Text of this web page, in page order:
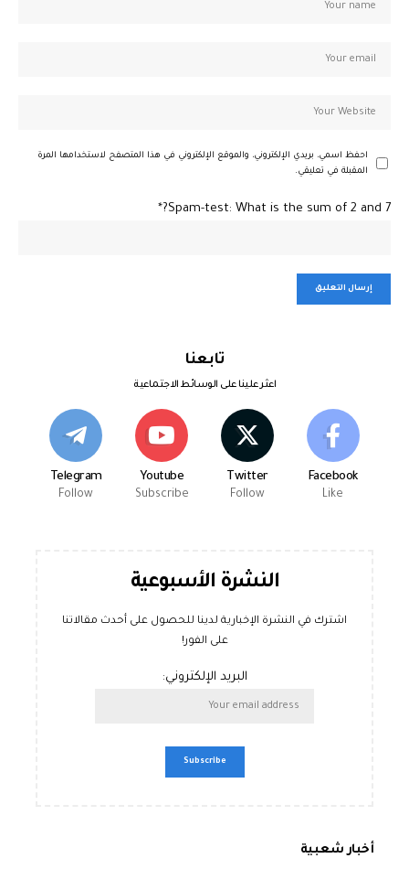
احفظ اسمي، بريدي الإلكتروني، والموقع الإلكتروني في هذا المتصفح لاستخدامها المرة
المقبلة في تعليقي.
Spam-test: What is the sum of 2 and 7?*
تابعنا
اعثر علينا على الوسائط الاجتماعية
Facebook
Like
Twitter
Follow
Youtube
Subscribe
Telegram
Follow
النشرة الأسبوعية
اشترك في النشرة الإخبارية لدينا للحصول على أحدث مقالاتنا
على الفور!
البريد الإلكتروني:
أخبار شعبية